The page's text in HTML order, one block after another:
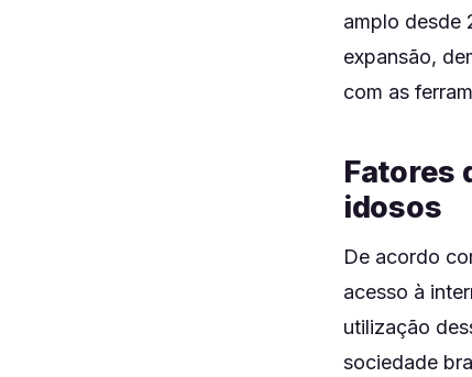
amplo desde
expansão,
com as
Fatores
idosos
De acordo
acesso à
utilização
sociedade